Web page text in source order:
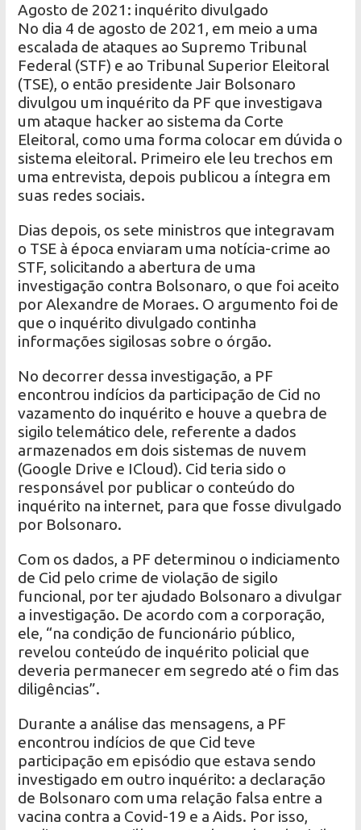
Agosto de 2021: inquérito divulgado
No dia 4 de agosto de 2021, em meio a uma
escalada de ataques ao Supremo Tribunal
Federal (STF) e ao Tribunal Superior Eleitoral
(TSE), o então presidente Jair Bolsonaro
divulgou um inquérito da PF que investigava
um ataque hacker ao sistema da Corte
Eleitoral, como uma forma colocar em dúvida o
sistema eleitoral. Primeiro ele leu trechos em
uma entrevista, depois publicou a íntegra em
suas redes sociais.
Dias depois, os sete ministros que integravam
o TSE à época enviaram uma notícia-crime ao
STF, solicitando a abertura de uma
investigação contra Bolsonaro, o que foi aceito
por Alexandre de Moraes. O argumento foi de
que o inquérito divulgado continha
informações sigilosas sobre o órgão.
No decorrer dessa investigação, a PF
encontrou indícios da participação de Cid no
vazamento do inquérito e houve a quebra de
sigilo telemático dele, referente a dados
armazenados em dois sistemas de nuvem
(Google Drive e ICloud). Cid teria sido o
responsável por publicar o conteúdo do
inquérito na internet, para que fosse divulgado
por Bolsonaro.
Com os dados, a PF determinou o indiciamento
de Cid pelo crime de violação de sigilo
funcional, por ter ajudado Bolsonaro a divulgar
a investigação. De acordo com a corporação,
ele, “na condição de funcionário público,
revelou conteúdo de inquérito policial que
deveria permanecer em segredo até o fim das
diligências”.
Durante a análise das mensagens, a PF
encontrou indícios de que Cid teve
participação em episódio que estava sendo
investigado em outro inquérito: a declaração
de Bolsonaro com uma relação falsa entre a
vacina contra a Covid-19 e a Aids. Por isso,